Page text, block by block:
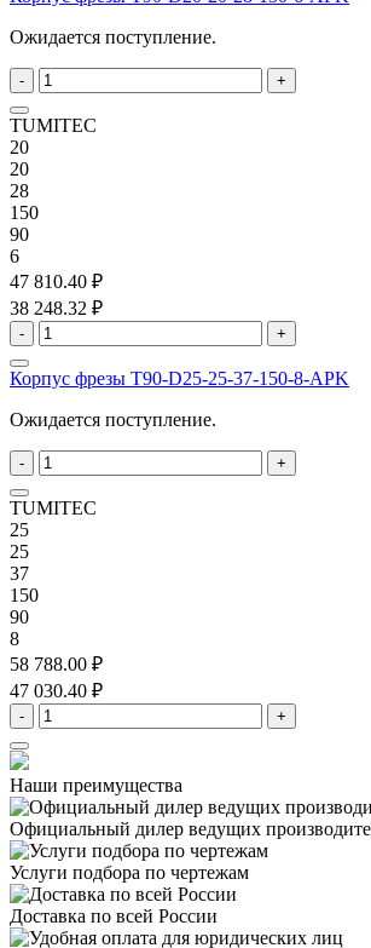
Ожидается поступление.
- +
TUMITEC
20
20
28
150
90
6
47 810.40 ₽
38 248.32 ₽
- +
Корпус фрезы T90-D25-25-37-150-8-APK
Ожидается поступление.
- +
TUMITEC
25
25
37
150
90
8
58 788.00 ₽
47 030.40 ₽
- +
Наши преимущества
Официальный дилер ведущих
Услуги подбора по чертежам
Доставка по всей России